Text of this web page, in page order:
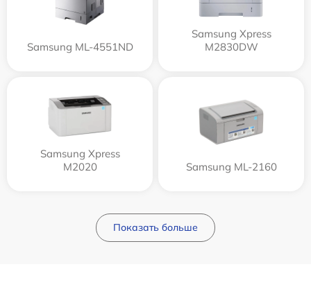
Samsung ML-4551ND
Samsung Xpress
M2830DW
Samsung Xpress
M2020
Samsung ML-2160
Показать больше